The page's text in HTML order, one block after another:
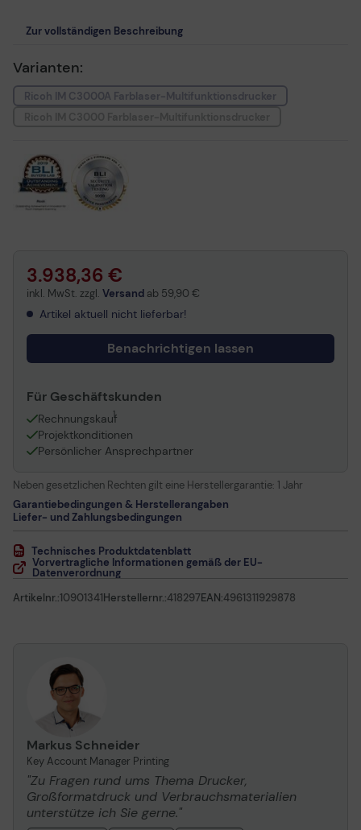
Zur vollständigen Beschreibung
Varianten:
Ricoh IM C3000A Farblaser-Multifunktionsdrucker
3.938,36 €
inkl. MwSt. zzgl. Versand ab 59,90 €
Artikel aktuell nicht lieferbar!
Benachrichtigen lassen
Für Geschäftskunden
Rechnungskauf
1
Projektkonditionen
Persönlicher Ansprechpartner
Neben gesetzlichen Rechten gilt eine Herstellergarantie: 1 Jahr
Garantiebedingungen & Herstellerangaben
Liefer- und Zahlungsbedingungen
Technisches Produktdatenblatt
Vorvertragliche Informationen gemäß der EU-
Datenverordnung
Artikelnr.:10901341Herstellernr.:418297EAN:4961311929878
Markus Schneider
Key Account Manager Printing
"Zu Fragen rund ums Thema Drucker,
Großformatdruck und Verbrauchsmaterialien
unterstütze ich Sie gerne."